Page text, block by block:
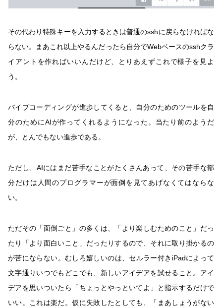
その代わり特殊キーを入力するときは普通のsshに戻らなければな
らない。まあこれ以上やるんだったら自分でWebベースのsshクラ
イアントを作ればいいんだけど、とりあえずこれで様子を見よ
う。
バイブコーディングが進歩してくると、自分のためのツールを自
分のためにAIが作ってくれるようになった。当たり前のようだ
が、とんでもない進歩である。
ただし、AIにはまだ苦手なことがたくさんあって、その苦手な部
分だけは人間のプログラマーが面倒を見てあげなくてはならな
い。
ただその「面倒ごと」の多くは、「より楽しむためのこと」だっ
たり「より面白いこと」だったりするので、それに取り掛かるの
が苦にならない。むしろ嬉しいのは、セルラー付きiPadによって
文字通りいつでもどこでも、新しいアイデアを試せること。アイ
デアを思いついたら「ちょっとやっといてよ」と指示するだけで
いい。これは楽だ。仮に失敗したとしても、「まあしょうがない